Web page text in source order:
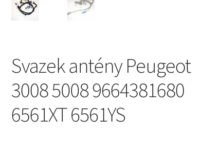
Ochrana osobních údajů
Pokladna
Reklamační formulář
Reklamační řád
Svazek antény Peugeot
3008 5008 9664381680
6561XT 6561YS